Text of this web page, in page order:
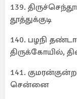
139.
தூத்துக்குடி
140. பழநி
திருக்கோயில்,
141.
சென்னை